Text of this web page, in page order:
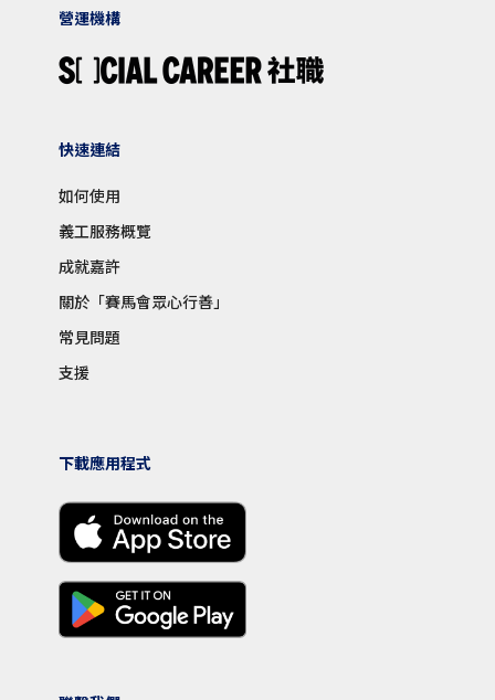
營運機構
快速連結
如何使用
義工服務概覽
成就嘉許
關於「賽馬會眾心行善」
常見問題
支援
下載應用程式